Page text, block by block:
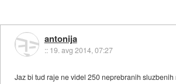
antonija
:: 19. avg 2014, 07:27
Jaz bi tud raje ne videl 250 neprebranih